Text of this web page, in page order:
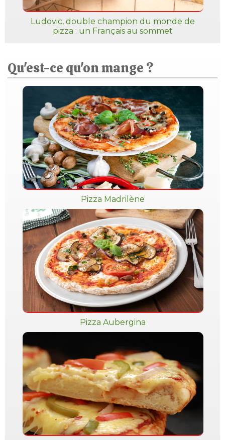
Ludovic, double champion du monde de
pizza : un Français au sommet
Qu'est-ce qu'on mange ?
Pizza Madrilène
Pizza Aubergina